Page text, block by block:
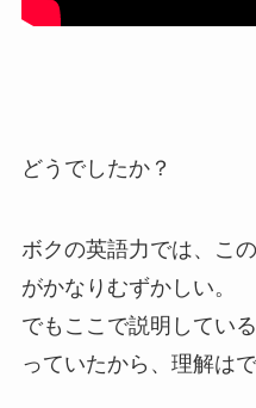
どうでしたか？
ボクの英語力では、こ
がかなりむずかしい。
でもここで説明してい
っていたから、理解はで